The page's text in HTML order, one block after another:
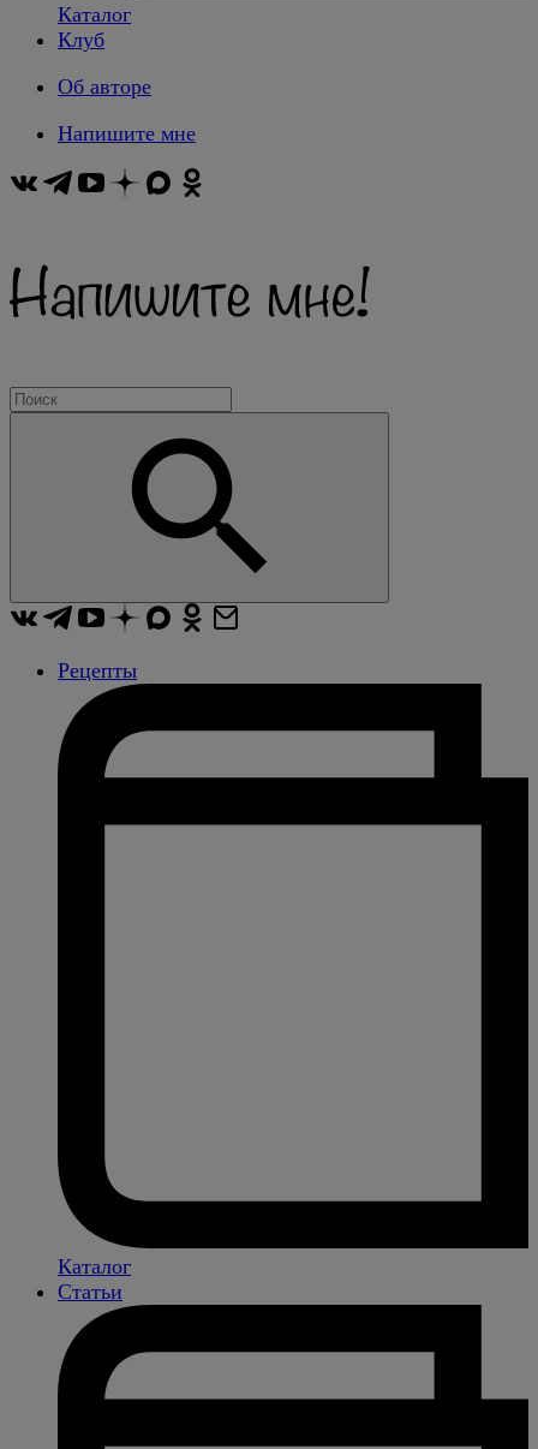
Каталог
Клуб
Об авторе
Напишите мне
Рецепты
Каталог
Статьи